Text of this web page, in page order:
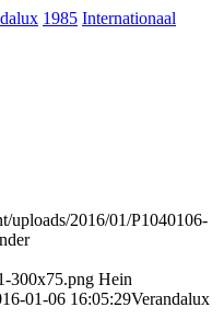
1985 Internationaal
uploads/2016/01/P1040106-
300x75.png Hein
01-06 16:05:29Verandalux